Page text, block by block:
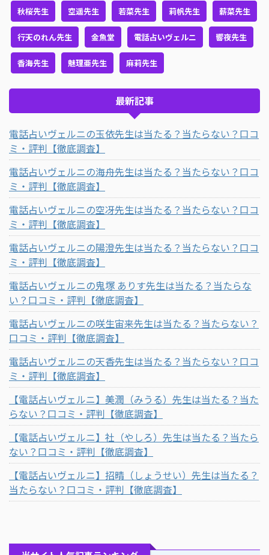
秋桜先生 空遥先生 若菜先生 莉帆先生 薪菜先生
行天のれん先生 金魚堂 電話占いヴェルニ 響夜先生
香海先生 魅理亜先生 麻莉先生
最新記事
電話占いヴェルニの玉依先生は当たる？当たらない？口コ
ミ・評判【徹底調査】
電話占いヴェルニの海舟先生は当たる？当たらない？口コ
ミ・評判【徹底調査】
電話占いヴェルニの空冴先生は当たる？当たらない？口コ
ミ・評判【徹底調査】
電話占いヴェルニの陽澄先生は当たる？当たらない？口コ
ミ・評判【徹底調査】
電話占いヴェルニの鬼塚 ありす先生は当たる？当たらな
い？口コミ・評判【徹底調査】
電話占いヴェルニの咲生宙来先生は当たる？当たらない？
口コミ・評判【徹底調査】
電話占いヴェルニの天香先生は当たる？当たらない？口コ
ミ・評判【徹底調査】
【電話占いヴェルニ】美潤（みうる）先生は当たる？当た
らない？口コミ・評判【徹底調査】
【電話占いヴェルニ】社（やしろ）先生は当たる？当たら
ない？口コミ・評判【徹底調査】
【電話占いヴェルニ】招晴（しょうせい）先生は当たる？
当たらない？口コミ・評判【徹底調査】